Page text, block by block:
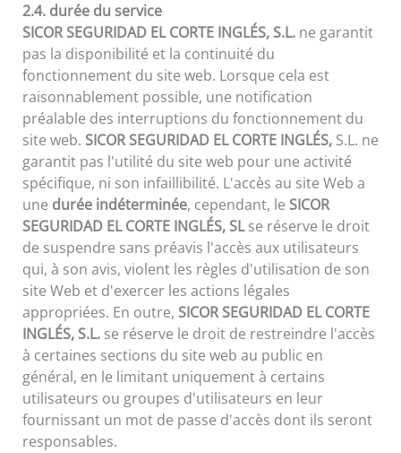
2.4. durée du service
SICOR SEGURIDAD EL CORTE INGLÉS, S.L.ne garantit
pas la disponibilité et la continuité du
fonctionnement du site web. Lorsque cela est
raisonnablement possible, une notification
préalable des interruptions du fonctionnement du
site web. SICOR SEGURIDAD EL CORTE INGLÉS,S.L. ne
garantit pas l'utilité du site web pour une activité
spécifique, ni son infaillibilité. L'accès au site Web a
une durée indéterminée, cependant, le SICOR
SEGURIDAD EL CORTE INGLÉS, SLse réserve le droit
de suspendre sans préavis l'accès aux utilisateurs
qui, à son avis, violent les règles d'utilisation de son
site Web et d'exercer les actions légales
appropriées. En outre, SICOR SEGURIDAD EL CORTE
INGLÉS, S.L.se réserve le droit de restreindre l'accès
à certaines sections du site web au public en
général, en le limitant uniquement à certains
utilisateurs ou groupes d'utilisateurs en leur
fournissant un mot de passe d'accès dont ils seront
responsables.